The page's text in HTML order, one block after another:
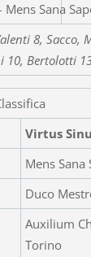
8, Sacco,
10, Bertolotti
Virtus
Mens Sana
Duco
Auxilium
Torino